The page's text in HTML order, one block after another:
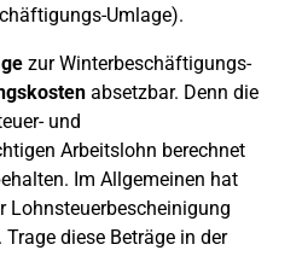
Umlage).
zur Winterbeschäftigungs-
absetzbar. Denn die
und
Arbeitslohn berechnet
Im Allgemeinen hat
Lohnsteuerbescheinigung
diese Beträge in der